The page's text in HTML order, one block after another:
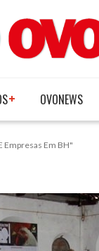
OVONEWS
Empresas Em BH"